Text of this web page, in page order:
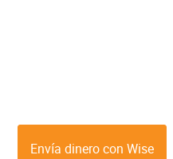
Envía dinero con Wise